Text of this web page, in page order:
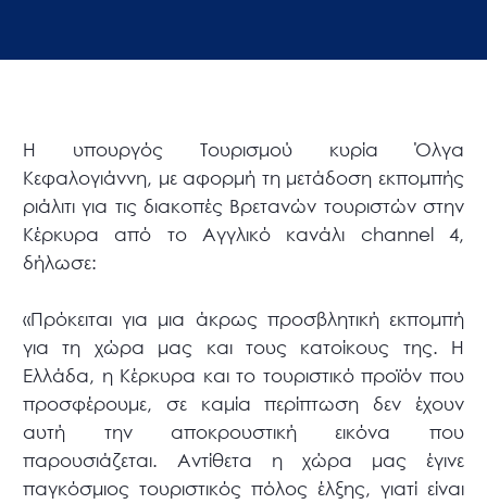
Η υπουργός Τουρισμού κυρία Όλγα
Κεφαλογιάννη, με αφορμή τη μετάδοση εκπομπής
ριάλιτι για τις διακοπές Βρετανών τουριστών στην
Κέρκυρα από το Αγγλικό κανάλι channel 4,
δήλωσε:
«Πρόκειται για μια άκρως προσβλητική εκπομπή
για τη χώρα μας και τους κατοίκους της. Η
Ελλάδα, η Κέρκυρα και το τουριστικό προϊόν που
προσφέρουμε, σε καμία περίπτωση δεν έχουν
αυτή την αποκρουστική εικόνα που
παρουσιάζεται. Αντίθετα η χώρα μας έγινε
παγκόσμιος τουριστικός πόλος έλξης, γιατί είναι